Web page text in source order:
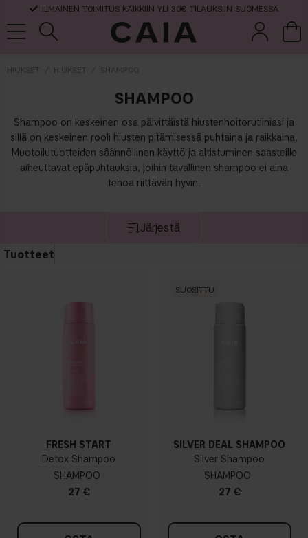
ILMAINEN TOIMITUS KAIKKIIN YLI 30€ TILAUKSIIN SUOMESSA
HIUKSET HIUKSET SHAMPOO
SHAMPOO
Shampoo on keskeinen osa päivittäistä hiustenhoitorutiiniasi ja
sillä on keskeinen rooli hiusten pitämisessä puhtaina ja raikkaina.
Muotoilutuotteiden säännöllinen käyttö ja altistuminen saasteille
aiheuttavat epäpuhtauksia, joihin tavallinen shampoo ei aina
tehoa riittävän hyvin.
Järjestä
Tuotteet
FRESH START
Detox Shampoo
SHAMPOO
27 €
SUOSITTU
SILVER DEAL SHAMPOO
Silver Shampoo
SHAMPOO
27 €
setit
kuivashampo